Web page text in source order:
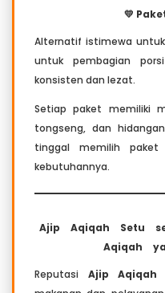
💛
Alternatif istimewa
untuk pembagian
konsisten dan lezat.
Setiap paket memiliki
tongseng, dan
tinggal memilih
kebutuhannya.
Ajip Aqiqah Setu
Aqiqah
Reputasi Ajip Aqiqah